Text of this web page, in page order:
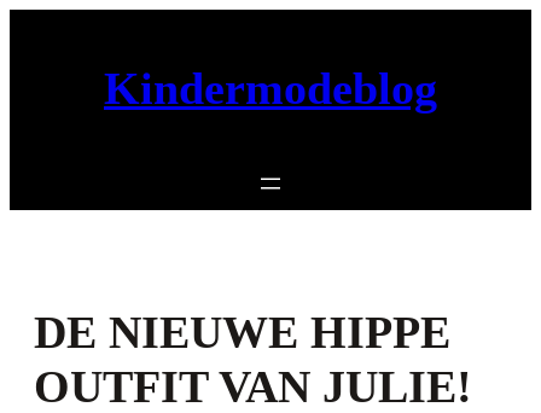
Kindermodeblog
DE NIEUWE HIPPE
OUTFIT VAN JULIE!